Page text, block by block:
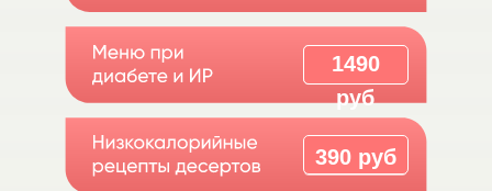
1490
руб
390 руб